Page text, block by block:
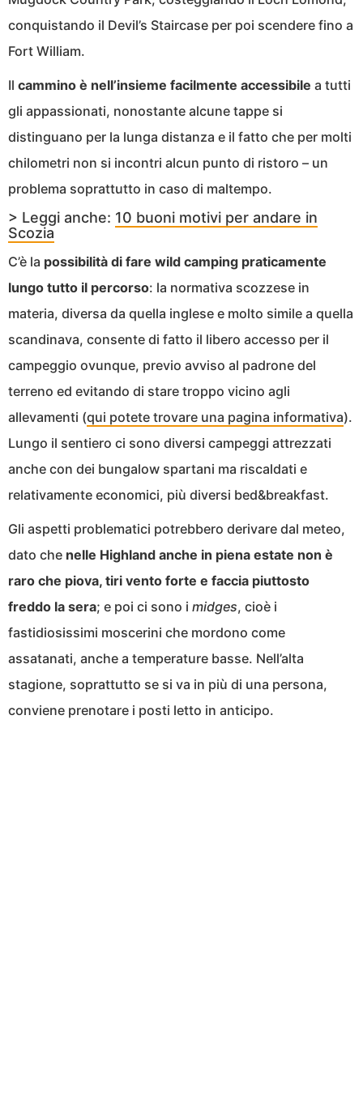
conquistando il Devil’s Staircase per poi scendere fino a
Fort William.
Il cammino è nell’insieme facilmente accessibile a tutti
gli appassionati, nonostante alcune tappe si
distinguano per la lunga distanza e il fatto che per molti
chilometri non si incontri alcun punto di ristoro – un
problema soprattutto in caso di maltempo.
> Leggi anche: 10 buoni motivi per andare in
Scozia
C’è la possibilità di fare wild camping praticamente
lungo tutto il percorso: la normativa scozzese in
materia, diversa da quella inglese e molto simile a quella
scandinava, consente di fatto il libero accesso per il
campeggio ovunque, previo avviso al padrone del
terreno ed evitando di stare troppo vicino agli
allevamenti (qui potete trovare una pagina informativa).
Lungo il sentiero ci sono diversi campeggi attrezzati
anche con dei bungalow spartani ma riscaldati e
relativamente economici, più diversi bed&breakfast.
Gli aspetti problematici potrebbero derivare dal meteo,
dato che nelle Highland anche in piena estate non è
raro che piova, tiri vento forte e faccia piuttosto
freddo la sera; e poi ci sono i midges, cioè i
fastidiosissimi moscerini che mordono come
assatanati, anche a temperature basse. Nell’alta
stagione, soprattutto se si va in più di una persona,
conviene prenotare i posti letto in anticipo.